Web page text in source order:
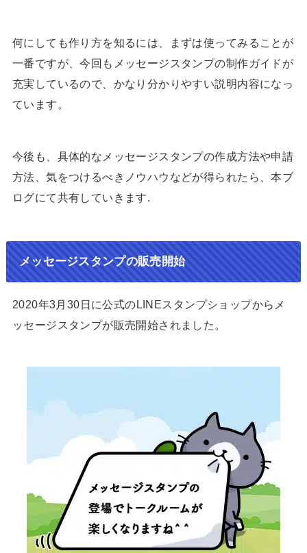
何にしても作り方を知るには、まずは使ってみることが
一番ですが、今回もメッセージスタンプの制作ガイドが
充実しているので、かなり分かりやすい説明内容になっ
ています。
今後も、具体的なメッセージスタンプの作成方法や申請
方法、気をつけるべきノウハウなどが得られたら、本ブ
ログにて共有していきます.
メッセージスタンプの販売開始
2020年3月30日に公式のLINEスタンプショップからメ
ッセージスタンプが販売開始されました。